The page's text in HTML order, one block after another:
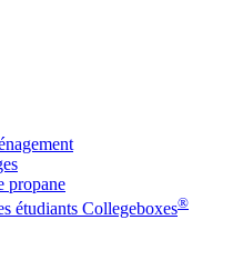
propane
étudiants Collegeboxes®